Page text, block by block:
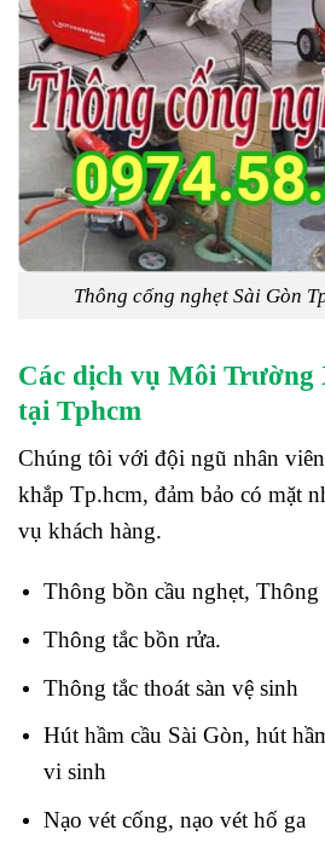
Thông cống nghẹt Sài Gòn
Các dịch vụ Môi Trường
tại Tphcm
Chúng tôi với đội ngũ nhân
khắp Tp.hcm, đảm bảo có mặt
vụ khách hàng.
Thông bồn cầu nghẹt, Thông
Thông tắc bồn rửa.
Thông tắc thoát sàn vệ sinh
Hút hầm cầu Sài Gòn, hút
vi sinh
Nạo vét cống, nạo vét hố ga